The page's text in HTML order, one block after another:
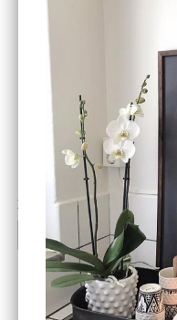
Cloudy kruka mini, vit
199 kr
INFO KÖP
-20%